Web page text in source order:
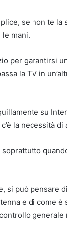
se non te
le mani.
per garantirsi
la TV in
su
la necessità di
si può pensare
e di come
generale